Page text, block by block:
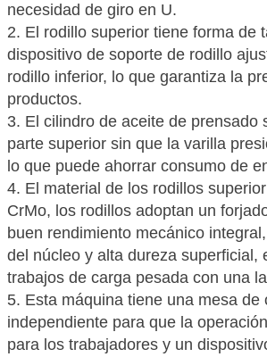
necesidad de giro en U.
2. El rodillo superior tiene forma de
dispositivo de soporte de rodillo
rodillo inferior, lo que garantiza la
productos.
3. El cilindro de aceite de prensado
parte superior sin que la varilla
lo que puede ahorrar consumo de
4. El material de los rodillos
CrMo, los rodillos adoptan un
buen rendimiento mecánico
del núcleo y alta dureza superficial,
trabajos de carga pesada con una
5. Esta máquina tiene una mesa de
independiente para que la
para los trabajadores y un